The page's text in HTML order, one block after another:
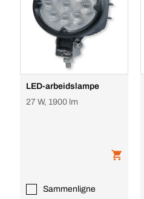
LED-arbeidslampe
27 W, 1900 lm
Sammenligne